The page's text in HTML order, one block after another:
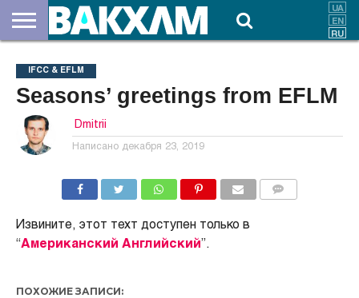
НАС
ВЗНОСЫ
ДОКУМЕНТЫ
НОВОСТИ
КОНТАКТЫ
IFCC & EFLM
Seasons’ greetings from EFLM
Dmitrii
Написано декабря 23, 2019
Извините, этот техт доступен только в
“Американский Английский ”.
ПОХОЖИЕ ЗАПИСИ: